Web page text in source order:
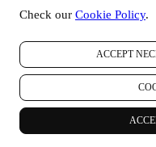
Check our Cookie Policy.
ACCEPT
vous offrir ces
POUR GÉRER
FOURNITURE DE
PRESTATION DE
PROPOSER
Nous utiliserons vos
contractuelle avec
et en boutique Le